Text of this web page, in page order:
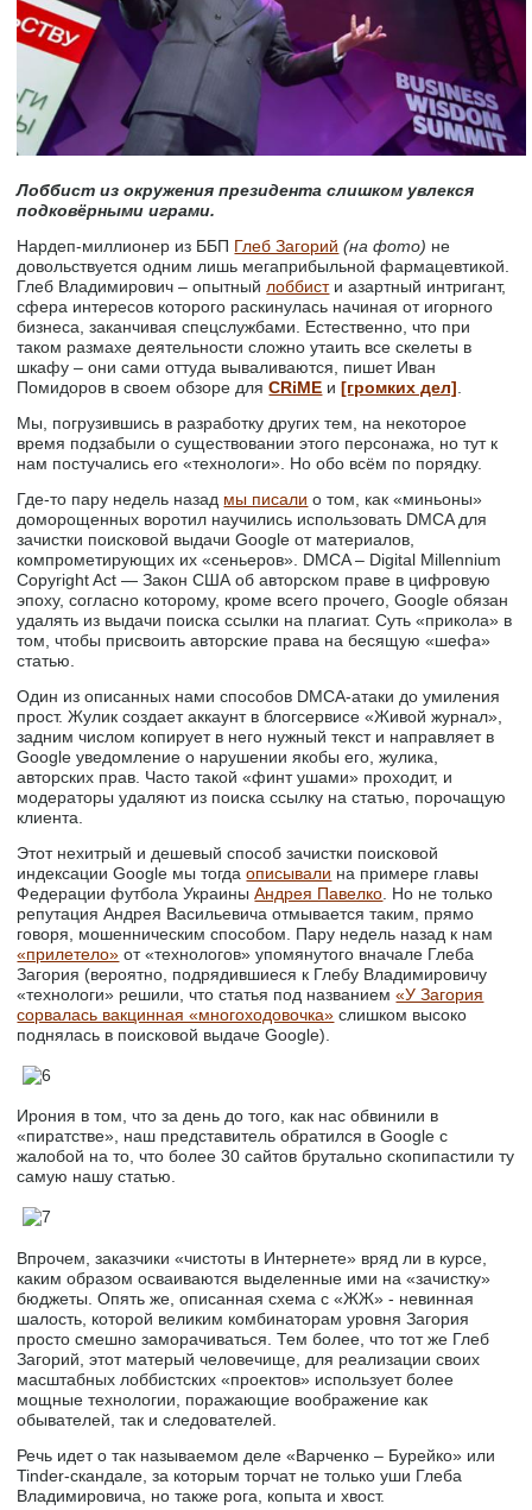
Лоббист из окружения президента слишком увлекся
подковёрными играми.
Нардеп-миллионер из ББП Глеб Загорий (на фото) не
довольствуется одним лишь мегаприбыльной фармацевтикой.
Глеб Владимирович – опытный лоббисти азартный интригант,
сфера интересов которого раскинулась начиная от игорного
бизнеса, заканчивая спецслужбами. Естественно, что при
таком размахе деятельности сложно утаить все скелеты в
шкафу – они сами оттуда вываливаются, пишет Иван
Помидоров в своем обзоре дляCRiME и[громких дел]
Мы, погрузившись в разработку других тем, на некоторое
время подзабыли о существовании этого персонажа, но тут к
нам постучались его «технологи». Но обо всём по порядку.
Где-то пару недель назад мы писали о том, как «миньоны»
доморощенных воротил научились использовать DMCA для
зачистки поисковой выдачи Google от материалов,
компрометирующих их «сеньеров». DMCA – Digital Millennium
Copyright Act — Закон США об авторском праве в цифровую
эпоху, согласно которому, кроме всего прочего, Google обязан
удалять из выдачи поиска ссылки на плагиат. Суть «прикола» в
том, чтобы присвоить авторские права на бесящую «шефа»
статью.
Один из описанных нами способов DMCA-атаки до умиления
прост. Жулик создает аккаунт в блогсервисе «Живой журнал»,
задним числом копирует в него нужный текст и направляет в
Google уведомление о нарушении якобы его, жулика,
авторских прав. Часто такой «финт ушами» проходит, и
модераторы удаляют из поиска ссылку на статью, порочащую
клиента.
Этот нехитрый и дешевый способ зачистки поисковой
индексации Google мы тогдаописывали на примере главы
Федерации футбола УкраиныАндрея Павелко . Но не только
репутация Андрея Васильевича отмывается таким, прямо
говоря, мошенническим способом. Пару недель назад к нам
«прилетело» от «технологов» упомянутого вначале Глеба
Загория (вероятно, подрядившиеся к Глебу Владимировичу
«технологи» решили, что статья под названием«У Загория
сорвалась вакцинная «многоходовочка» слишком высоко
поднялась в поисковой выдаче Google).
Ирония в том, что за день до того, как нас обвинили в
«пиратстве», наш представитель обратился в Google с
жалобой на то, что более 30 сайтов брутально скопипастили ту
самую нашу статью.
Впрочем, заказчики «чистоты в Интернете» вряд ли в курсе,
каким образом осваиваются выделенные ими на «зачистку»
бюджеты. Опять же, описанная схема с «ЖЖ» - невинная
шалость, которой великим комбинаторам уровня Загория
просто смешно заморачиваться. Тем более, что тот же Глеб
Загорий, этот матерый человечище, для реализации своих
масштабных лоббистских «проектов» использует более
мощные технологии, поражающие воображение как
обывателей, так и следователей.
Речь идет о так называемом деле «Варченко – Бурейко» или
Tinder-скандале, за которым торчат не только уши Глеба
Владимировича, но также рога, копыта и хвост.